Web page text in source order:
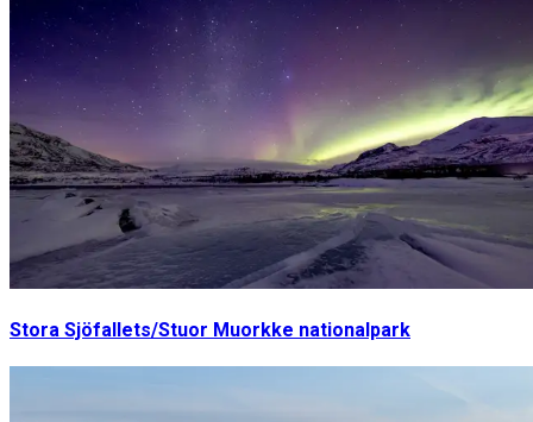
Stora Sjöfallets/Stuor Muorkke nationalpark